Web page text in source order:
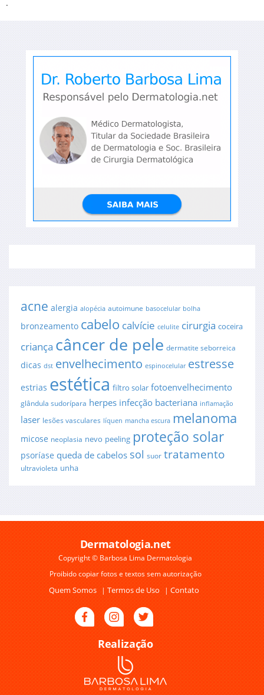
.
acne alergia alopécia autoimune basocelular bolha
bronzeamento cabelo calvície celulite cirurgia coceira
criança câncer de pele dermatite seborreica
dicas dst envelhecimento espinocelular estresse
estrias estética filtro solar fotoenvelhecimento
glândula sudorípara herpes infecção bacteriana inflamação
laser lesões vasculares líquen mancha escura melanoma
micose neoplasia nevo peeling proteção solar
psoríase queda de cabelos sol suor tratamento
ultravioleta unha
Dermatologia.net
Copyright © Barbosa Lima Dermatologia
Proibido copiar fotos e textos sem autorização
Quem Somos | Termos de Uso | Contato
Realização